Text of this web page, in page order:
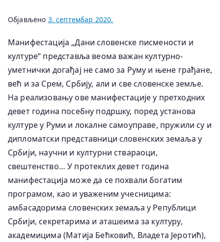
Објављено 3. септембар 2020.
Манифестација „Дани словенске писмености и
културе“ представља веома важан културно-
уметнички догађај не само за Руму и њене грађане,
већ и за Срем, Србију, али и све словенске земље.
На реализовању ове манифестације у претходних
девет година посебну подршку, поред установа
културе у Руми и локалне самоуправе, пружили су и
дипломатски представници словенских земаља у
Србији, научни и културни ствараоци,
свештенство… У протеклих девет година
манифестација може да се похвали богатим
програмом, као и уваженим учесницима:
амбасадорима словенских земаља у Републици
Србији, секретарима и аташеима за културу,
академицима (Матија Бећковић, Владета Јеротић),